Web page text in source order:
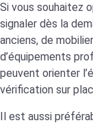
Si vous souhaitez
signaler dès la
anciens, de
d’équipements
peuvent orienter
vérification sur
Il est aussi